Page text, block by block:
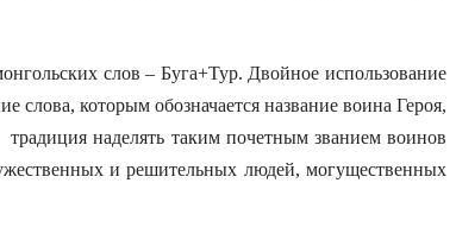
слов – Буга+Тур. Двойное использование
которым обозначается название воина Героя,
наделять таким почетным званием воинов
и решительных людей, могущественных